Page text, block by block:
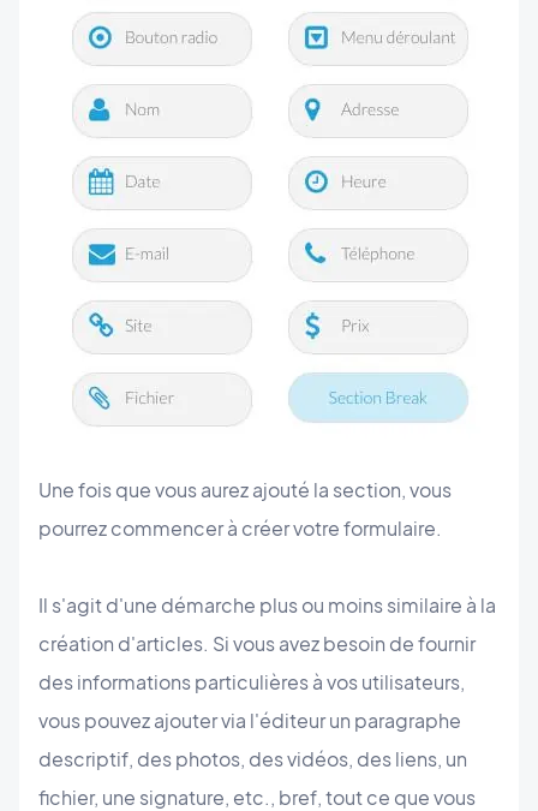
Une fois que vous aurez ajouté la section, vous
pourrez commencer à créer votre formulaire.
Il s'agit d'une démarche plus ou moins similaire à la
création d'articles. Si vous avez besoin de fournir
des informations particulières à vos utilisateurs,
vous pouvez ajouter via l'éditeur un paragraphe
descriptif, des photos, des vidéos, des liens, un
fichier, une signature, etc., bref, tout ce que vous